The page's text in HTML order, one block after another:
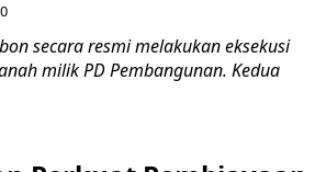
secara resmi melakukan eksekusi
milik PD Pembangunan. Kedua